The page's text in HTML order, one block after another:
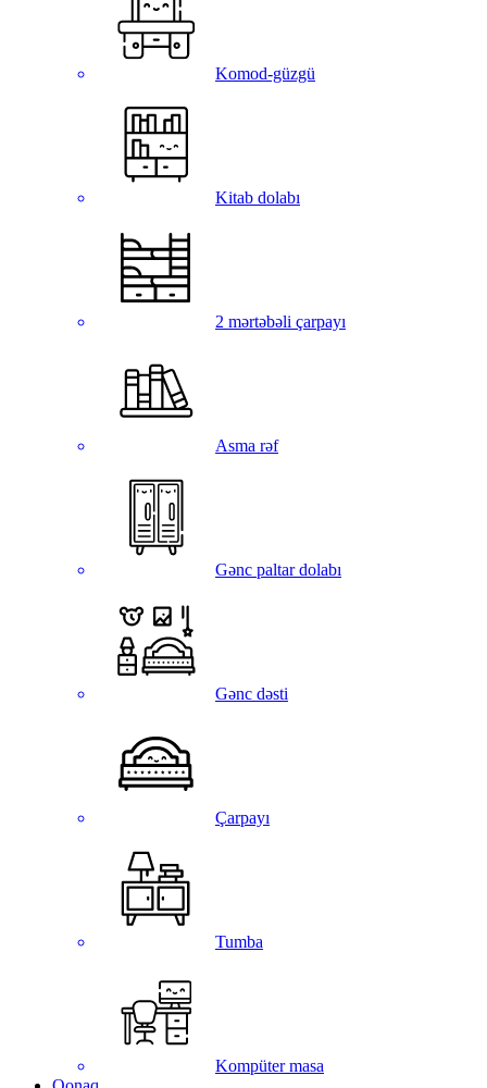
Komod-güzgü
Kitab dolabı
2 mərtəbəli çarpayı
Asma rəf
Gənc paltar dolabı
Gənc dəsti
Çarpayı
Tumba
Kompüter masa